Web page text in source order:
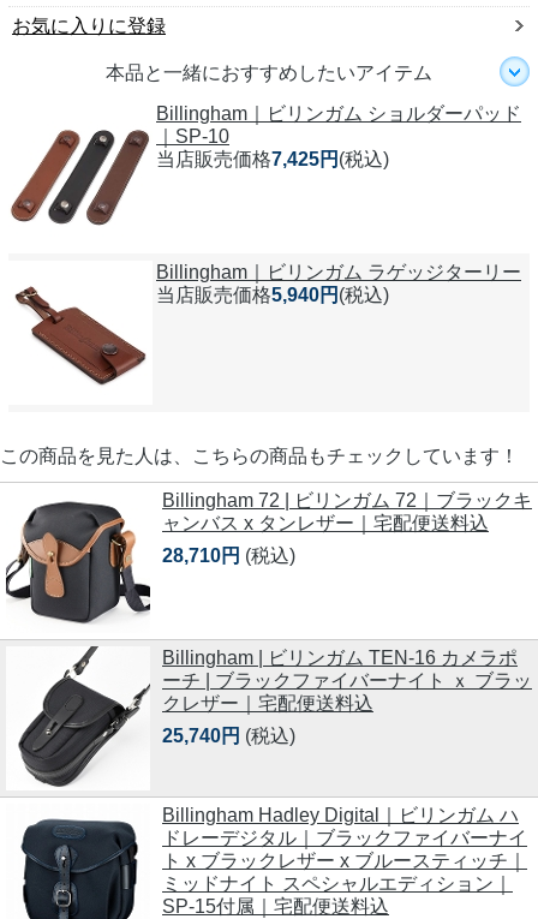
お気に入りに登録
本品と一緒におすすめしたいアイテム
Billingham｜ビリンガム ショルダーパッド
｜SP-10
当店販売価格7,425円 (税込)
Billingham｜ビリンガム ラゲッジターリー
当店販売価格5,940円 (税込)
この商品を見た人は、こちらの商品もチェックしています！
Billingham 72 | ビリンガム 72｜ブラックキ
ャンバス x タンレザー｜宅配便送料込
28,710円 (税込)
Billingham | ビリンガム TEN-16 カメラポ
ーチ | ブラックファイバーナイト ｘ ブラッ
クレザー｜宅配便送料込
25,740円 (税込)
Billingham Hadley Digital｜ビリンガム ハ
ドレーデジタル｜ブラックファイバーナイ
ト x ブラックレザー x ブルースティッチ｜
ミッドナイト スペシャルエディション｜
SP-15付属｜宅配便送料込